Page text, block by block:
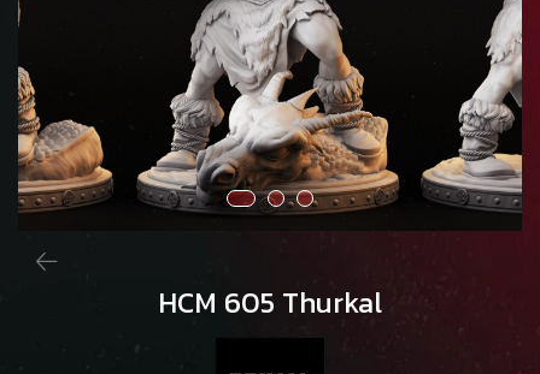
HCM 605 Thurkal